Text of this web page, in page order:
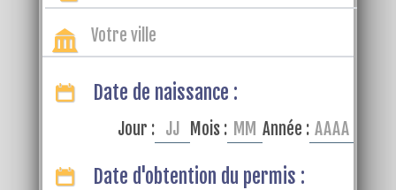
Date de naissance :
Jour : Mois : Année :
Date d'obtention du permis :